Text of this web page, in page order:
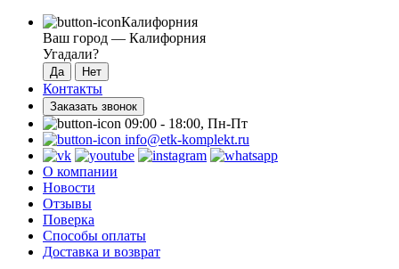
Калифорния
Ваш город — Калифорния
Угадали?
Контакты
Заказать звонок
09:00 - 18:00, Пн-Пт
info@etk-komplekt.ru
О компании
Новости
Отзывы
Поверка
Способы оплаты
Доставка и возврат